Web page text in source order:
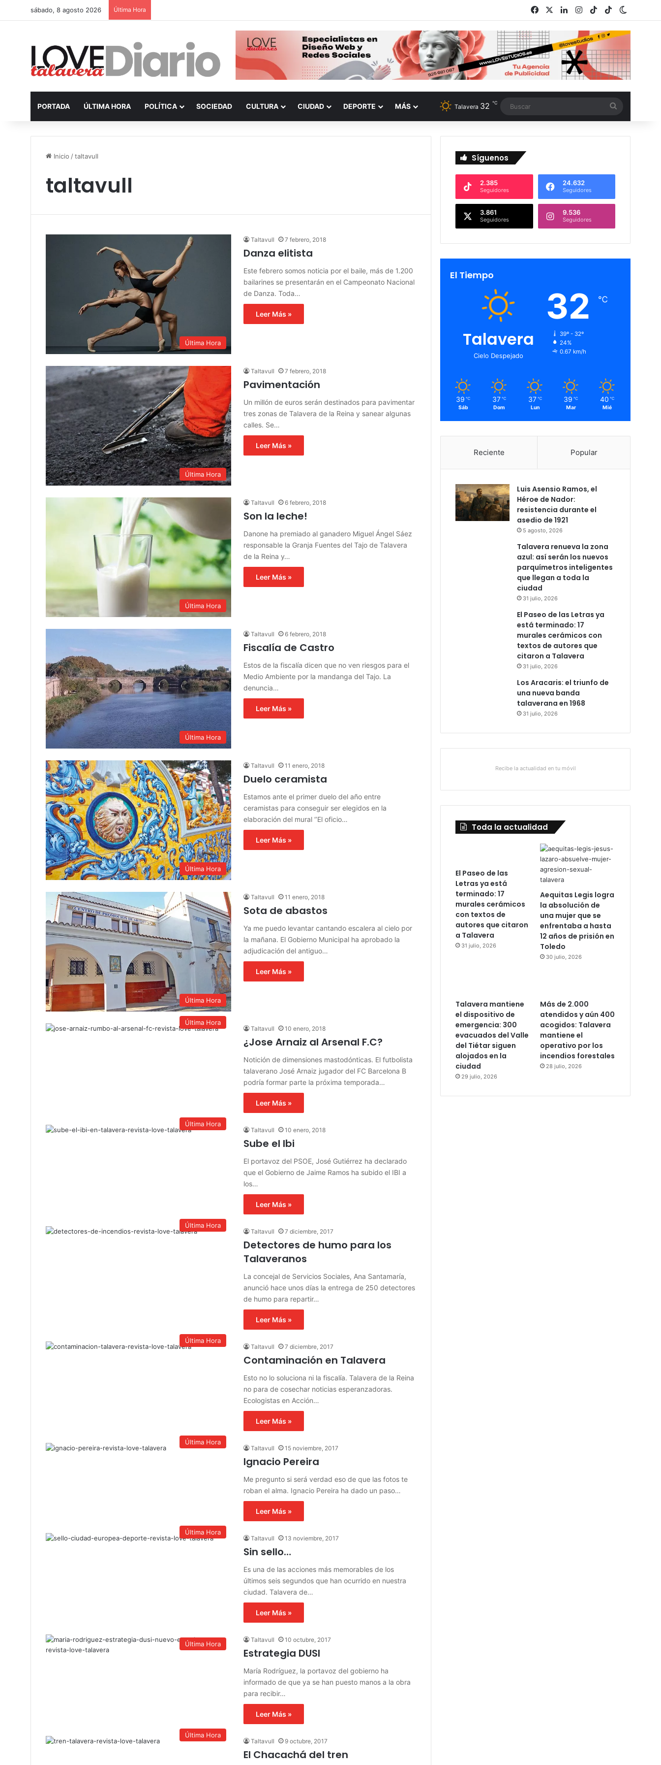
sábado, 8 agosto 2026 Última Hora Facebook LinkedInInstagram
TikTokRSS
PORTADA ÚLTIMA HORA POLÍTICA SOCIEDAD CULTURA CIUDAD DEPORTE MÁS Talavera 32 ℃
Inicio /taltavull
taltavull
Última Hora
Taltavull 7 febrero, 2018
Danza elitista
Este febrero somos noticia por el baile, más de 1.200
bailarines se presentarán en el Campeonato Nacional
de Danza. Toda…
Leer Más »
Última Hora
Taltavull 7 febrero, 2018
Pavimentación
Un millón de euros serán destinados para pavimentar
tres zonas de Talavera de la Reina y sanear algunas
calles. Se…
Leer Más »
Última Hora
Taltavull 6 febrero, 2018
Son la leche!
Danone ha premiado al ganadero Miguel Ángel Sáez
responsable la Granja Fuentes del Tajo de Talavera
de la Reina y…
Leer Más »
Última Hora
Taltavull 6 febrero, 2018
Fiscalía de Castro
Estos de la fiscalía dicen que no ven riesgos para el
Medio Ambiente por la mandanga del Tajo. La
denuncia…
Leer Más »
Última Hora
Taltavull 11 enero, 2018
Duelo ceramista
Estamos ante el primer duelo del año entre
ceramistas para conseguir ser elegidos en la
elaboración del mural ‘’El oficio…
Leer Más »
Última Hora
Taltavull 11 enero, 2018
Sota de abastos
Ya me puedo levantar cantando escalera al cielo por
la mañana. El Gobierno Municipal ha aprobado la
adjudicación del antiguo…
Leer Más »
Última Hora
Taltavull 10 enero, 2018
¿Jose Arnaiz al Arsenal F.C?
Notición de dimensiones mastodónticas. El futbolista
talaverano José Arnaiz jugador del FC Barcelona B
podría formar parte la próxima temporada…
Leer Más »
Última Hora
Taltavull 10 enero, 2018
Sube el Ibi
El portavoz del PSOE, José Gutiérrez ha declarado
que el Gobierno de Jaime Ramos ha subido el IBI a
los…
Leer Más »
Última Hora
Taltavull 7 diciembre, 2017
Detectores de humo para los
Talaveranos
La concejal de Servicios Sociales, Ana Santamaría,
anunció hace unos días la entrega de 250 detectores
de humo para repartir…
Leer Más »
Última Hora
Taltavull 7 diciembre, 2017
Contaminación en Talavera
Esto no lo soluciona ni la fiscalía. Talavera de la Reina
no para de cosechar noticias esperanzadoras.
Ecologistas en Acción…
Leer Más »
Última Hora
Taltavull 15 noviembre, 2017
Ignacio Pereira
Me pregunto si será verdad eso de que las fotos te
roban el alma. Ignacio Pereira ha dado un paso…
Leer Más »
Última Hora
Taltavull 13 noviembre, 2017
Sin sello…
Es una de las acciones más memorables de los
últimos seis segundos que han ocurrido en nuestra
ciudad. Talavera de…
Leer Más »
Última Hora
Taltavull 10 octubre, 2017
Estrategia DUSI
María Rodríguez, la portavoz del gobierno ha
informado de que ya se han puesto manos a la obra
para recibir…
Leer Más »
Última Hora
Taltavull 9 octubre, 2017
El Chacachá del tren
Síguenos
2.385
Seguidores
24.632
Seguidores
3.861
Seguidores
9.536
Seguidores
El Tiempo
Talavera
Cielo Despejado
32 ℃
39º - 32º
24%
0.67 km/h
39 ℃
Sáb
37 ℃
Dom
37 ℃
Lun
39 ℃
Mar
40 ℃
Mié
Reciente Popular
Luis Asensio Ramos, el
Héroe de Nador:
resistencia durante el
asedio de 1921
5 agosto, 2026
Talavera renueva la zona
azul: así serán los nuevos
parquímetros inteligentes
que llegan a toda la
ciudad
31 julio, 2026
El Paseo de las Letras ya
está terminado: 17
murales cerámicos con
textos de autores que
citaron a Talavera
31 julio, 2026
Los Aracaris: el triunfo de
una nueva banda
talaverana en 1968
31 julio, 2026
Recibe la actualidad en tu móvil
Toda la actualidad
El Paseo de las
Letras ya está
terminado: 17
murales cerámicos
con textos de
autores que citaron
a Talavera
31 julio, 2026
Aequitas Legis logra
la absolución de
una mujer que se
enfrentaba a hasta
12 años de prisión en
Toledo
30 julio, 2026
Talavera mantiene
el dispositivo de
emergencia: 300
evacuados del Valle
del Tiétar siguen
alojados en la
ciudad
29 julio, 2026
Más de 2.000
atendidos y aún 400
acogidos: Talavera
mantiene el
operativo por los
incendios forestales
28 julio, 2026